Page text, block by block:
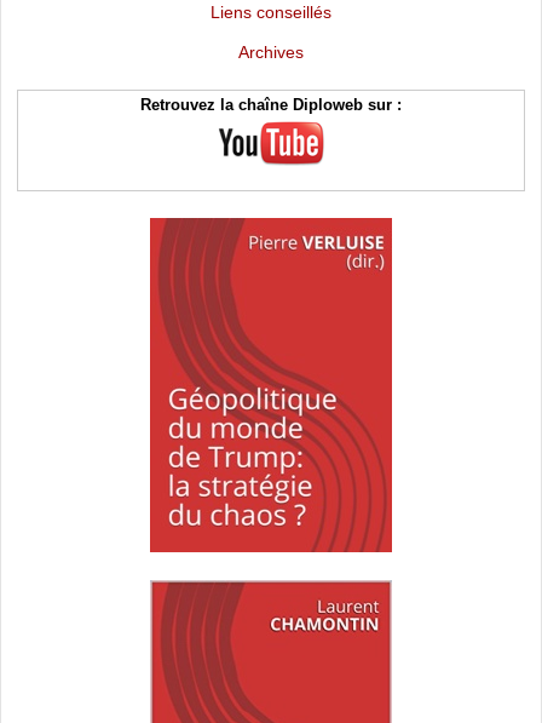
Liens conseillés
Archives
Retrouvez la chaîne Diploweb sur :